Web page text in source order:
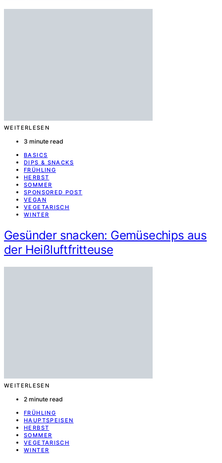
WEITERLESEN
3 minute read
BASICS
DIPS & SNACKS
FRÜHLING
HERBST
SOMMER
SPONSORED POST
VEGAN
VEGETARISCH
WINTER
Gesünder snacken: Gemüsechips aus
der Heißluftfritteuse
WEITERLESEN
2 minute read
FRÜHLING
HAUPTSPEISEN
HERBST
SOMMER
VEGETARISCH
WINTER